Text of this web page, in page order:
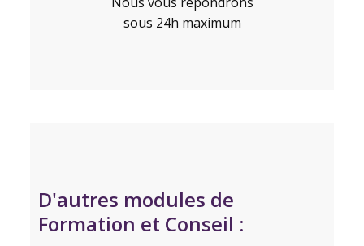
sous 24h maximum
D'autres modules de
Formation et Conseil :